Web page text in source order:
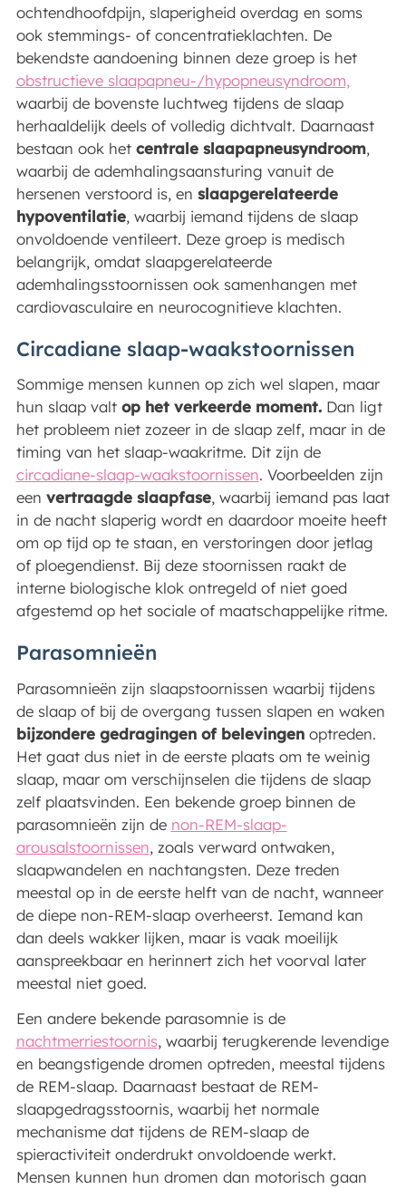
ochtendhoofdpijn, slaperigheid overdag en soms
ook stemmings- of concentratieklachten. De
bekendste aandoening binnen deze groep is het
obstructieve slaapapneu-/hypopneusyndroom,
waarbij de bovenste luchtweg tijdens de slaap
herhaaldelijk deels of volledig dichtvalt. Daarnaast
bestaan ook het centrale slaapapneusyndroom,
waarbij de ademhalingsaansturing vanuit de
hersenen verstoord is, en slaapgerelateerde
hypoventilatie, waarbij iemand tijdens de slaap
onvoldoende ventileert. Deze groep is medisch
belangrijk, omdat slaapgerelateerde
ademhalingsstoornissen ook samenhangen met
cardiovasculaire en neurocognitieve klachten.
Circadiane slaap-waakstoornissen
Sommige mensen kunnen op zich wel slapen, maar
hun slaap valt op het verkeerde moment.Dan ligt
het probleem niet zozeer in de slaap zelf, maar in de
timing van het slaap-waakritme. Dit zijn de
circadiane-slaap-waakstoornissen. Voorbeelden zijn
een vertraagde slaapfase, waarbij iemand pas laat
in de nacht slaperig wordt en daardoor moeite heeft
om op tijd op te staan, en verstoringen door jetlag
of ploegendienst. Bij deze stoornissen raakt de
interne biologische klok ontregeld of niet goed
afgestemd op het sociale of maatschappelijke ritme.
Parasomnieën
Parasomnieën zijn slaapstoornissen waarbij tijdens
de slaap of bij de overgang tussen slapen en waken
bijzondere gedragingen of belevingenoptreden.
Het gaat dus niet in de eerste plaats om te weinig
slaap, maar om verschijnselen die tijdens de slaap
zelf plaatsvinden. Een bekende groep binnen de
parasomnieën zijn de non-REM-slaap-
arousalstoornissen, zoals verward ontwaken,
slaapwandelen en nachtangsten. Deze treden
meestal op in de eerste helft van de nacht, wanneer
de diepe non-REM-slaap overheerst. Iemand kan
dan deels wakker lijken, maar is vaak moeilijk
aanspreekbaar en herinnert zich het voorval later
meestal niet goed.
Een andere bekende parasomnie is de
nachtmerriestoornis, waarbij terugkerende levendige
en beangstigende dromen optreden, meestal tijdens
de REM-slaap. Daarnaast bestaat de REM-
slaapgedragsstoornis, waarbij het normale
mechanisme dat tijdens de REM-slaap de
spieractiviteit onderdrukt onvoldoende werkt.
Mensen kunnen hun dromen dan motorisch gaan